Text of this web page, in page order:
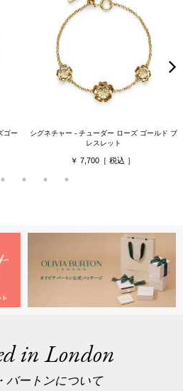
ゴー
シグネチャー - チューダー ローズ ゴールド ブ
レスレット
7,700
in London
バートンについて